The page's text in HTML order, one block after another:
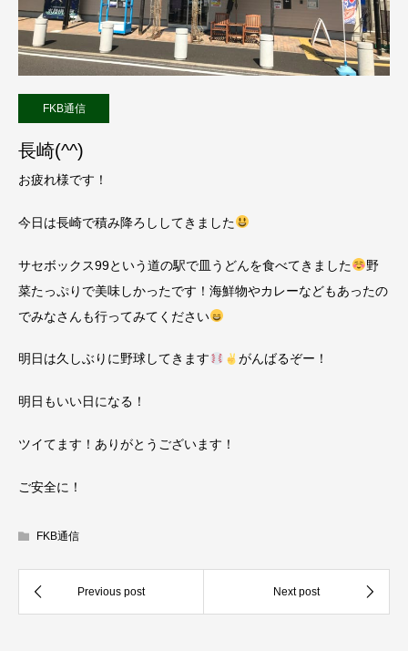
FKB通信
長崎(^^)
お疲れ様です！
今日は長崎で積み降ろししてきました
サセボックス99という道の駅で皿うどんを食べてきました
野
菜たっぷりで美味しかったです！海鮮物やカレーなどもあったの
でみなさんも行ってみてください
明日は久しぶりに野球してきます がんばるぞー！
明日もいい日になる！
ツイてます！ありがとうございます！
ご安全に！
FKB通信